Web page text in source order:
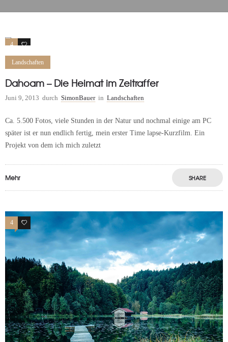
4 2
Landschaften
Dahoam – Die Heimat im Zeitraffer
Juni 9, 2013 durch SimonBauer in Landschaften
Ca. 5.500 Fotos, viele Stunden in der Natur und nochmal einige am PC
später ist er nun endlich fertig, mein erster Time lapse-Kurzfilm. Ein
Projekt von dem ich mich zuletzt
Mehr SHARE
4 0